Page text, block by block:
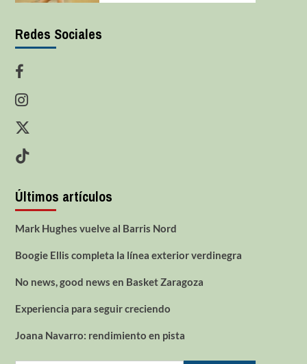
Redes Sociales
Últimos artículos
Mark Hughes vuelve al Barris Nord
Boogie Ellis completa la línea exterior verdinegra
No news, good news en Basket Zaragoza
Experiencia para seguir creciendo
Joana Navarro: rendimiento en pista